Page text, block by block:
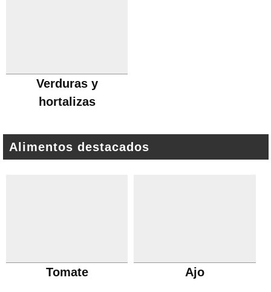
Verduras y
hortalizas
Alimentos destacados
Tomate Ajo